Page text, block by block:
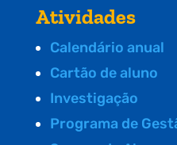
Atividades
Calendário anual
Cartão de aluno
Investigação
Programa de